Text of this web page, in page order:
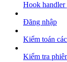
Hook handler
Đăng nhập
Kiểm toán
Kiểm tra